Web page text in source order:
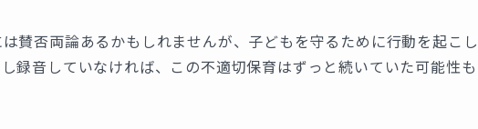
賛否両論あるかもしれませんが、子どもを守るために行動を起こし
録音していなければ、この不適切保育はずっと続いていた可能性も